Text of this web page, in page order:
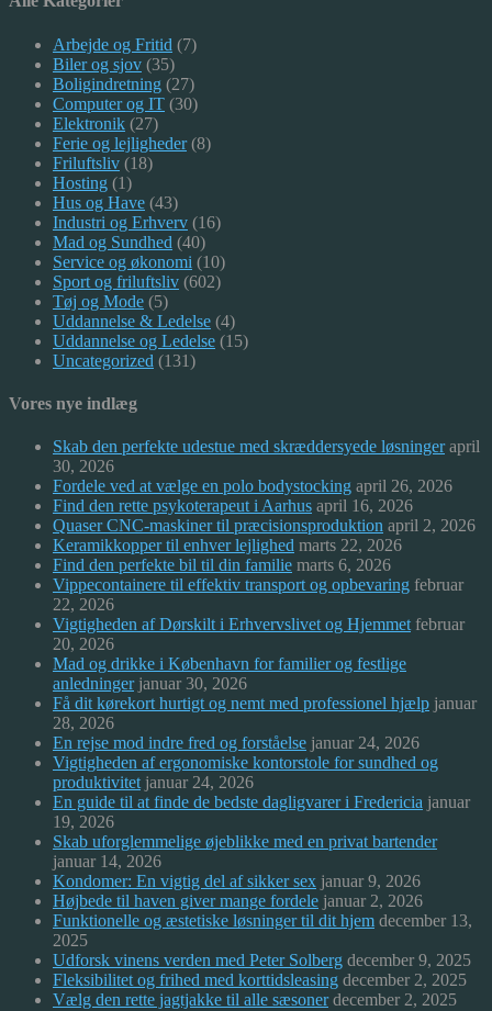
Arbejde og Fritid (7)
Biler og sjov (35)
Boligindretning (27)
Computer og IT (30)
Elektronik (27)
Ferie og lejligheder(8)
Friluftsliv (18)
Hosting (1)
Hus og Have (43)
Industri og Erhverv (16)
Mad og Sundhed (40)
Service og økonomi (10)
Sport og friluftsliv (602)
Tøj og Mode (5)
Uddannelse & Ledelse (4)
Uddannelse og Ledelse (15)
Uncategorized (131)
Vores nye indlæg
Skab den perfekte udestue med skræddersyede løsninger april
30, 2026
Fordele ved at vælge en polo bodystocking april 26, 2026
Find den rette psykoterapeut i Aarhus april 16, 2026
Quaser CNC-maskiner til præcisionsproduktion april 2, 2026
Keramikkopper til enhver lejlighed marts 22, 2026
Find den perfekte bil til din familie marts 6, 2026
Vippecontainere til effektiv transport og opbevaring februar
22, 2026
Vigtigheden af Dørskilt i Erhvervslivet og Hjemmet februar
20, 2026
Mad og drikke i København for familier og festlige
anledninger januar 30, 2026
Få dit kørekort hurtigt og nemt med professionel hjælp januar
28, 2026
En rejse mod indre fred og forståelse januar 24, 2026
Vigtigheden af ergonomiske kontorstole for sundhed og
produktivitet januar 24, 2026
En guide til at finde de bedste dagligvarer i Fredericia januar
19, 2026
Skab uforglemmelige øjeblikke med en privat bartender
januar 14, 2026
Kondomer: En vigtig del af sikker sex januar 9, 2026
Højbede til haven giver mange fordele januar 2, 2026
Funktionelle og æstetiske løsninger til dit hjem december 13,
2025
Udforsk vinens verden med Peter Solberg december 9, 2025
Fleksibilitet og frihed med korttidsleasing december 2, 2025
Vælg den rette jagtjakke til alle sæsoner december 2, 2025